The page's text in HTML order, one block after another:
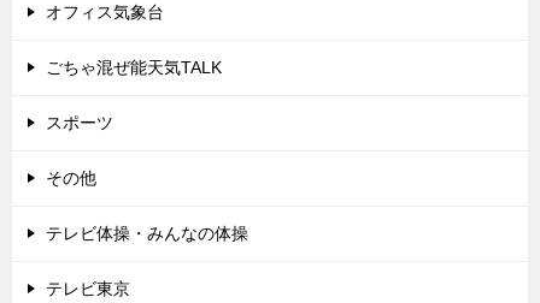
オフィス気象台
ごちゃ混ぜ能天気TALK
スポーツ
その他
テレビ体操・みんなの体操
テレビ東京